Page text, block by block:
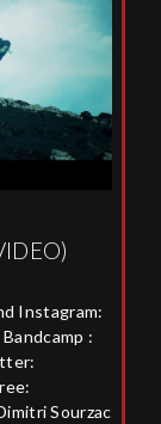
Instagram:
:
Sourzac